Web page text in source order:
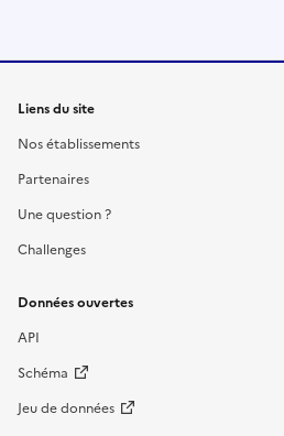
Liens du site
Nos établissements
Partenaires
Une question ?
Challenges
Données ouvertes
API
Schéma
Jeu de données